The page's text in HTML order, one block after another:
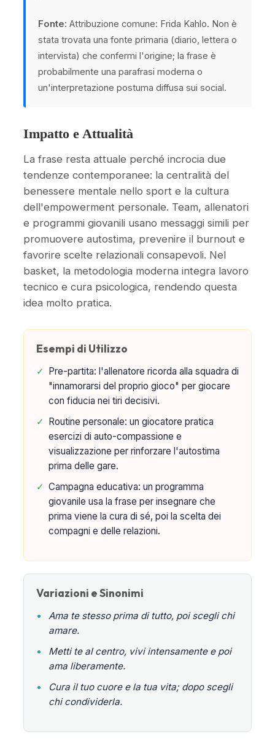
Fonte: Attribuzione comune: Frida Kahlo. Non è
stata trovata una fonte primaria (diario, lettera o
intervista) che confermi l'origine; la frase è
probabilmente una parafrasi moderna o
un'interpretazione postuma diffusa sui social.
Impatto e Attualità
La frase resta attuale perché incrocia due
tendenze contemporanee: la centralità del
benessere mentale nello sport e la cultura
dell'empowerment personale. Team, allenatori
e programmi giovanili usano messaggi simili per
promuovere autostima, prevenire il burnout e
favorire scelte relazionali consapevoli. Nel
basket, la metodologia moderna integra lavoro
tecnico e cura psicologica, rendendo questa
idea molto pratica.
Esempi di Utilizzo
✓ Pre-partita: l'allenatore ricorda alla squadra di
"innamorarsi del proprio gioco" per giocare
con fiducia nei tiri decisivi.
✓ Routine personale: un giocatore pratica
esercizi di auto-compassione e
visualizzazione per rinforzare l'autostima
prima delle gare.
✓ Campagna educativa: un programma
giovanile usa la frase per insegnare che
prima viene la cura di sé, poi la scelta dei
compagni e delle relazioni.
Variazioni e Sinonimi
•
Ama te stesso prima di tutto, poi scegli chi
amare.
•
Metti te al centro, vivi intensamente e poi
ama liberamente.
•
Cura il tuo cuore e la tua vita; dopo scegli
chi condividerla.